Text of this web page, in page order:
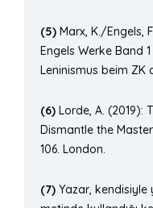
(5) Marx, K./Engels,
Engels Werke Band
Leninismus beim ZK
(6) Lorde, A. (2019):
Dismantle the
106. London.
(7) Yazar, kendisiyle